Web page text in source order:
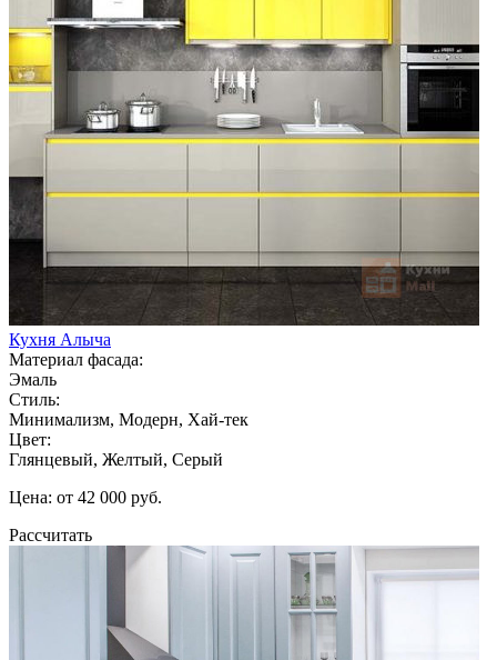
Кухня Алыча
Материал фасада:
Эмаль
Стиль:
Минимализм, Модерн, Хай-тек
Цвет:
Глянцевый, Желтый, Серый
Цена: от 42 000 руб.
Рассчитать